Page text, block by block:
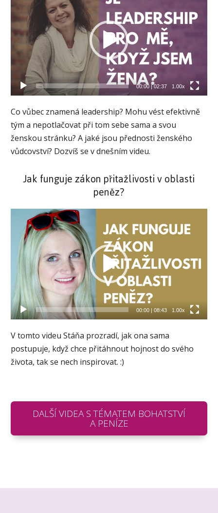
přehrávač
00:00|02:37 1.00x
Co vůbec znamená leadership? Mohu vést efektivně
tým a nepotlačovat při tom sebe sama a svou
ženskou stránku? A jaké jsou přednosti ženského
vůdcovství? Dozvíš se v dnešním videu.
Jak funguje zákon přitažlivosti v oblasti
peněz?
přehrávač
00:00| 08:43 1.00x
V tomto videu Stáňa prozradí, jak ona sama
postupuje, když chce přitáhnout hojnost do svého
života, tak se nech inspirovat. :)
DALŠÍ VIDEA S TÉMATEM BOHATSTVÍ
A PENÍZE